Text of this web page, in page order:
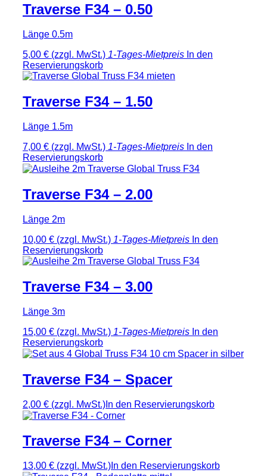
Traverse F34 – 0.50
Länge 0.5m
5,00 € (zzgl. MwSt.) 1-Tages-Mietpreis In den
Reservierungskorb
Traverse F34 – 1.50
Länge 1.5m
7,00 € (zzgl. MwSt.) 1-Tages-Mietpreis In den
Reservierungskorb
Traverse F34 – 2.00
Länge 2m
10,00 € (zzgl. MwSt.) 1-Tages-Mietpreis In den
Reservierungskorb
Traverse F34 – 3.00
Länge 3m
15,00 € (zzgl. MwSt.) 1-Tages-Mietpreis In den
Reservierungskorb
Traverse F34 – Spacer
2,00 € (zzgl. MwSt.) In den Reservierungskorb
Traverse F34 – Corner
13,00 € (zzgl. MwSt.) In den Reservierungskorb